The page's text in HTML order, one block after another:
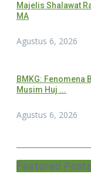
Majelis Shalawat
MA
Agustus 6, 2026
BMKG: Fenomena
Musim Huj ...
Agustus 6, 2026
Featured